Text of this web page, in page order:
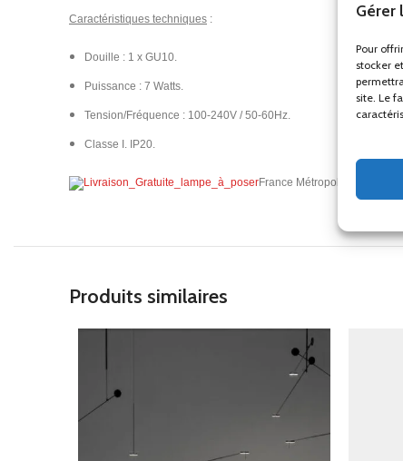
Gérer
Pour
stocker
site. Le
Caractéristiques techniques :
Douille : 1 x GU10.
Puissance : 7 Watts.
Tension/Fréquence : 100-240V / 50-60Hz.
Classe I. IP20.
France Métropolitaine (Hors
Produits similaires